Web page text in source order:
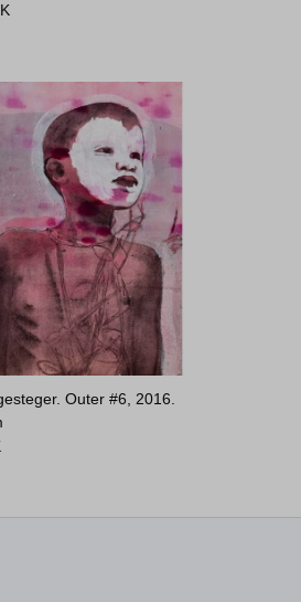
Outer #6, 2016.